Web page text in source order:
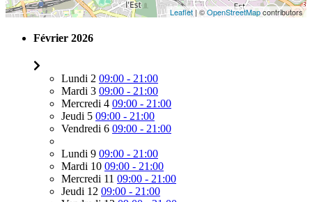
Leaflet| ©OpenStreetMapcontributors
Février 2026
Lundi 2 09:00 - 21:00
Mardi 3 09:00 - 21:00
Mercredi 4 09:00 - 21:00
Jeudi 5 09:00 - 21:00
Vendredi 6 09:00 - 21:00
Lundi 9 09:00 - 21:00
Mardi 10 09:00 - 21:00
Mercredi 11 09:00 - 21:00
Jeudi 12 09:00 - 21:00